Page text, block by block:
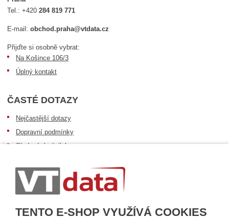
TENTO E-SHOP VYUŽÍVÁ COOKIES
Tel.:+420284 819 771
E-mail:obchod.praha@vtdata.cz
Přijďte si osobně vybrat:
Na Košince 106/3
Úplný kontakt
ČASTÉ DOTAZY
Nejčastější dotazy
Dopravní podmínky
Sledování zásilek
Informace k dostupnosti zboží
Obecné informace